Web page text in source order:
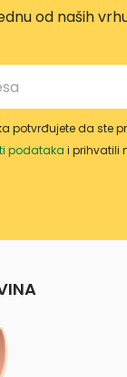
od naših
potvrđujete da ste
podataka i prihvatili